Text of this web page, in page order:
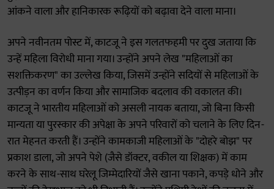
आंकने वाला और हानिकारक रूढ़ियों को बढ़ावा देने वाला माना।
अपने नवीनतम पोस्ट में, काटजू ने इस गलतफहमी पर दुख जताया कि
उन्हें महिला विरोधी माना गया। उन्होंने अपने लेख "महिलाओं का
सशक्तिकरण" का उल्लेख किया, जिसमें उन्होंने सदियों से महिलाओं के
उत्पीड़न का वर्णन किया और सामाजिक बदलाव की वकालत की।
काटजू ने भारतीय महिलाओं को असली नायक बताया, जो बिना किसी
मान्यता या पुरस्कार की अपेक्षा के अपने परिवारों को चलाने के लिए दिन-
रात मेहनत करती हैं। उन्होंने कामकाजी महिलाओं के "दोहरे बोझ" पर
प्रकाश डाला, जो अपने पेशे (जैसे डॉक्टर, वकील या शिक्षक) में काम
करने के साथ-साथ घरेलू जिम्मेदारियों जैसे खाना पकाने, कपड़े धोने और